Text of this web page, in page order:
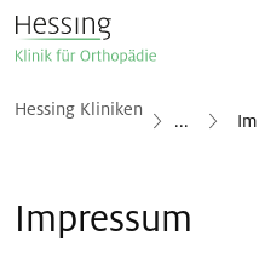
Hessing Kliniken
...
Impressum